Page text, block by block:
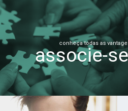
associe-se
conheça todas as